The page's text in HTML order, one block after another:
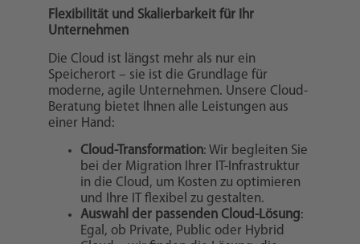
Flexibilität und Skalierbarkeit für Ihr
Unternehmen
Die Cloud ist längst mehr als nur ein
Speicherort – sie ist die Grundlage für
moderne, agile Unternehmen. Unsere Cloud-
Beratung bietet Ihnen alle Leistungen aus
einer Hand:
Cloud-Transformation: Wir begleiten Sie
bei der Migration Ihrer IT-Infrastruktur
in die Cloud, um Kosten zu optimieren
und Ihre IT flexibel zu gestalten.
Auswahl der passenden Cloud-Lösung:
Egal, ob Private, Public oder Hybrid